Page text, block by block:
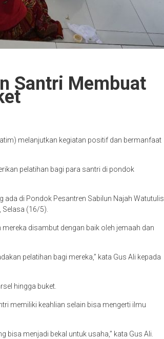
Santri Membuat
melanjutkan kegiatan positif dan bermanfaat
pelatihan bagi para santri di pondok
di Pondok Pesantren Sabilun Najah Watutulis
Selasa (16/5).
disambut dengan baik oleh jemaah dan
pelatihan bagi mereka,” kata Gus Ali kepada
hingga buket.
memiliki keahlian selain bisa mengerti ilmu
bisa menjadi bekal untuk usaha,” kata Gus Ali.